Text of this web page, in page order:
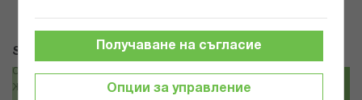
Seni
СЕНИ ПОДЛОЖКИ УРО ПЛЮС
ЖЕНИ Х 15
Seni
СЕНИ ГАЩИ ЗА ВЪЗРАСТНИ XL Х
10
Опции за управление
Получаване на съгласие